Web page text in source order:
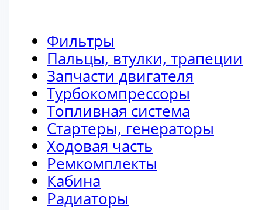
Фильтры
Пальцы, втулки, трапеции
Запчасти двигателя
Турбокомпрессоры
Топливная система
Стартеры, генераторы
Ходовая часть
Ремкомплекты
Кабина
Радиаторы